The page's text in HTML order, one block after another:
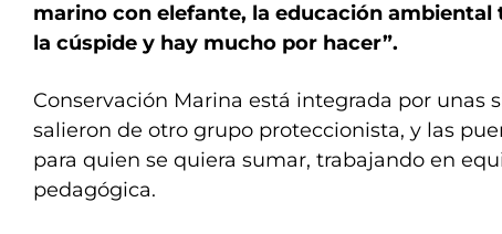
marino con elefante, la educación ambiental
la cúspide y hay mucho por hacer”.
Conservación Marina está integrada por unas
salieron de otro grupo proteccionista, y las
para quien se quiera sumar, trabajando en
pedagógica.